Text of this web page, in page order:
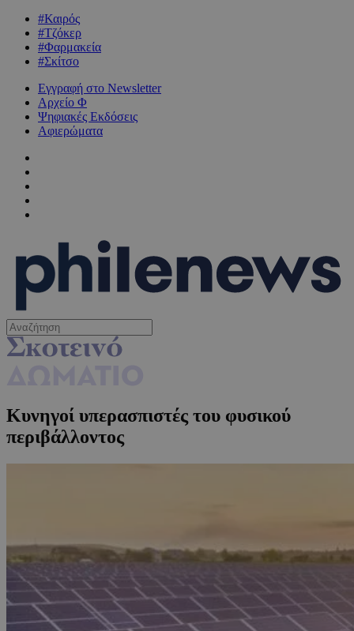
#Καιρός
#Τζόκερ
#Φαρμακεία
#Σκίτσο
Εγγραφή στο Newsletter
Αρχείο Φ
Ψηφιακές Εκδόσεις
Αφιερώματα
Κυνηγοί υπερασπιστές του φυσικού
περιβάλλοντος